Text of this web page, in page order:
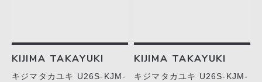
KIJIMA TAKAYUKI
キジマタカユキ U26S-KJM-
KIJIMA TAKAYUKI
キジマタカユキ U26S-KJM-